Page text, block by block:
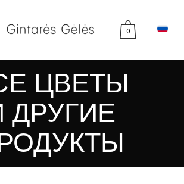
0
ЦВЕТЫ
ДРУГИЕ